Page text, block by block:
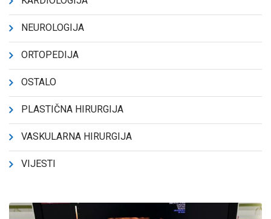
NEUROLOGIJA
ORTOPEDIJA
OSTALO
PLASTIČNA HIRURGIJA
VASKULARNA HIRURGIJA
VIJESTI